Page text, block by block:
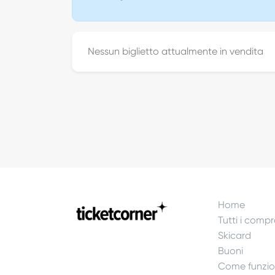
Nessun biglietto attualmente in vendita
Home
Tutti i
Skicard
Buoni
Come